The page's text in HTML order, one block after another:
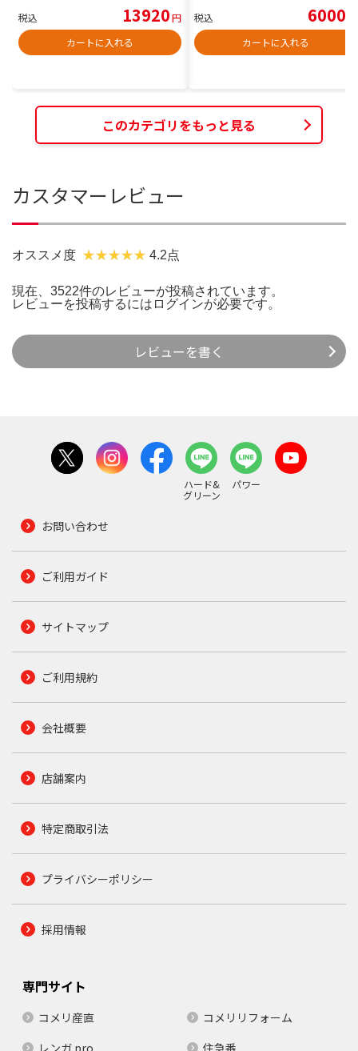
税込 13920円
カートに入れる
税込 6000
カートに入れる
このカテゴリをもっと見る
カスタマーレビュー
オススメ度 4.2点
現在、3522件のレビューが投稿されています。
レビューを投稿するには ログインが必要です。
レビューを書く
ハード&
グリーン
パワー
お問い合わせ
ご利用ガイド
サイトマップ
ご利用規約
会社概要
店舗案内
特定商取引法
プライバシーポリシー
採用情報
専門サイト
コメリ産直
コメリリフォーム
レンガ.pro
住急番